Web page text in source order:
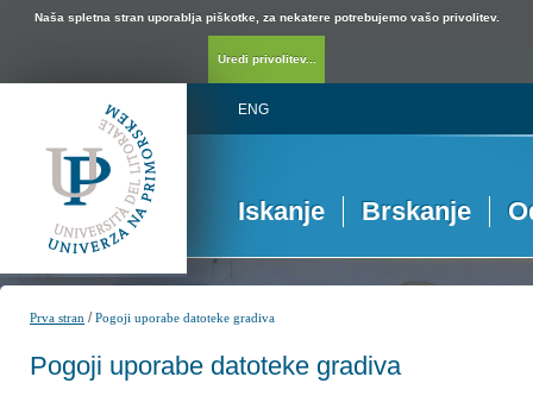
Naša spletna stran uporablja piškotke, za nekatere potrebujemo vašo privolitev.
Uredi privolitev...
ENG
Iskanje Brskanje
Prva stran /Pogoji uporabe datoteke gradiva
Pogoji uporabe datoteke gradiva